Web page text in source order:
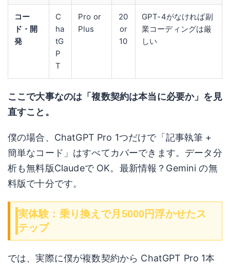
コー
ド・開
発
C
ha
tG
P
T
Pro or
Plus
20
or
10
GPT-4がなければ副
業コーディングは厳
しい
ここで大事なのは「複数契約は本当に必要か」を見
直すこと。
僕の場合、ChatGPT Pro 1つだけで「記事執筆 +
簡単なコード」はすべてカバーできます。データ分
析も無料版Claudeで OK。最新情報？Gemini の無
料版で十分です。
実体験：乗り換えで月5000円浮かせたス
テップ
では、実際に僕が複数契約から ChatGPT Pro 1本